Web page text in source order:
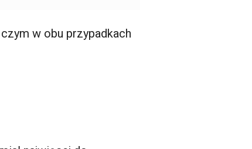
w obu przypadkach